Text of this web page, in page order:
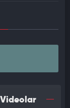
ve
veya
özellikle
ve endüstriyel
üzere kendi
Videolar